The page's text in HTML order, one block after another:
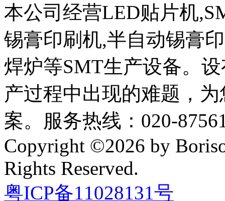
本公司经营LED贴片机
锡膏印刷机,半自动锡膏
焊炉等SMT生产设备。
产过程中出现的难题，
案。服务热线：020-
Copyright ©2026 by
Rights Reserved.
粤ICP备11028131号